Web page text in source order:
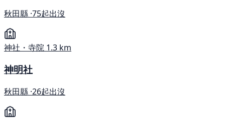
秋田縣 ·75起出沒
神社・寺院 1.3 km
神明社
秋田縣 ·26起出沒